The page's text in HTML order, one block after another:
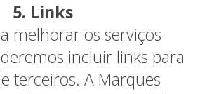
5. Links
melhorar os serviços
incluir links para
terceiros. A Marques